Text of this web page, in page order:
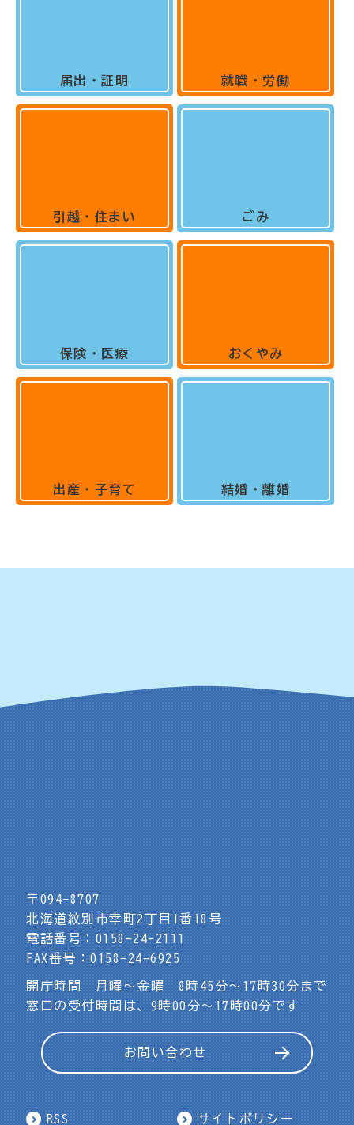
届出・証明
引越・住まい
保険・医療
出産・子育て
就職・労働
ごみ
おくやみ
結婚・離婚
〒094-8707
北海道紋別市幸町2丁目1番18号
電話番号：0158-24-2111
FAX番号：0158-24-6925
開庁時間 月曜～金曜 8時45分～17時30分まで
窓口の受付時間は、9時00分～17時00分です
お問い合わせ
RSS サイトポリシー